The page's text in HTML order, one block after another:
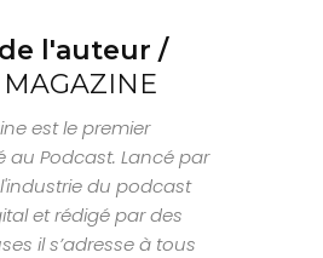
l'auteur /
MAGAZINE
est le premier
au Podcast. Lancé par
du podcast
et rédigé par des
il s’adresse à tous